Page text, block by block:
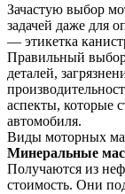
Зачастую выбор
задачей даже для
— этикетка
Правильный выбор
деталей,
аспекты, которые
автомобиля.
Виды моторных
Минеральные
Получаются из
стоимость. Они